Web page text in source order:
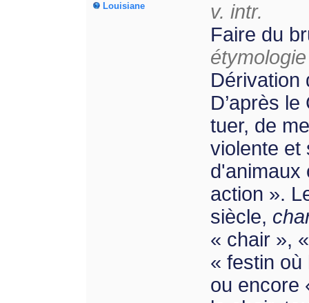
Louisiane
v. intr.
Faire du
Dérivation
D’après
tuer, de
violente et
d'animaux
action ».
siècle,
« chair »,
« festin où
ou encore